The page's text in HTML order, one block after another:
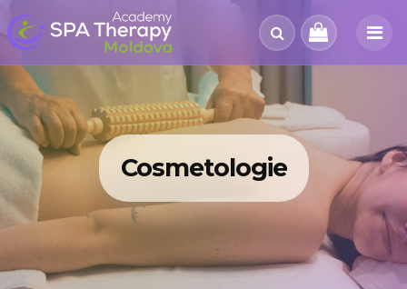
Cosmetologie